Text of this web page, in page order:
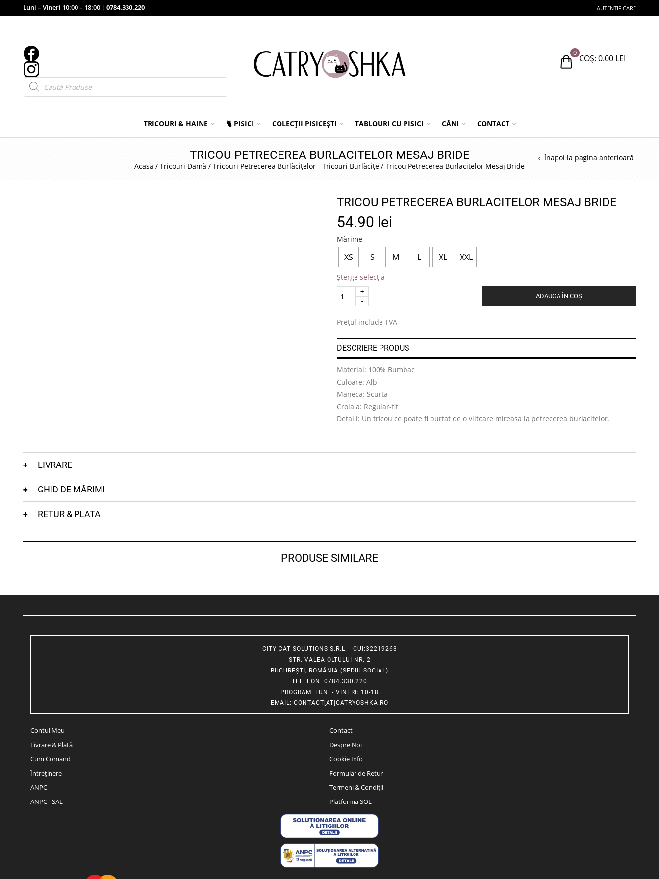
Luni – Vineri 10:00 – 18:00 | 0784.330.220 AUTENTIFICARE
Products
search
0
COȘ: 0.00 LEI
TRICOURI & HAINE 🐈 PISICI COLECȚII PISICEȘTI TABLOURI CU PISICI CĂNI CONTACT
TRICOU PETRECEREA BURLACITELOR MESAJ BRIDE
Acasă / Tricouri Damă / Tricouri Petrecerea Burlăcițelor - Tricouri Burlăcițe / Tricou Petrecerea Burlacitelor Mesaj Bride
Înapoi la pagina anterioară
TRICOU PETRECEREA BURLACITELOR MESAJ BRIDE
54.90 lei
Mărime
XS S M L XL XXL
Șterge selecția
Quantity
ADAUGĂ ÎN COȘ
Prețul include TVA
DESCRIERE PRODUS
Material: 100% Bumbac
Culoare: Alb
Maneca: Scurta
Croiala: Regular-fit
Detalii: Un tricou ce poate fi purtat de o viitoare mireasa la petrecerea burlacitelor.
LIVRARE
GHID DE MĂRIMI
RETUR & PLATA
PRODUSE SIMILARE
CITY CAT SOLUTIONS S.R.L. - CUI:32219263
STR. VALEA OLTULUI NR. 2
BUCUREȘTI, ROMÂNIA (SEDIU SOCIAL)
TELEFON : 0784.330.220
PROGRAM: LUNI - VINERI: 10-18
EMAIL: CONTACT[AT]CATRYOSHKA.RO
Contul Meu
Livrare & Plată
Cum Comand
Întreținere
ANPC
ANPC - SAL
Contact
Despre Noi
Cookie Info
Formular de Retur
Termeni & Condiții
Platforma SOL